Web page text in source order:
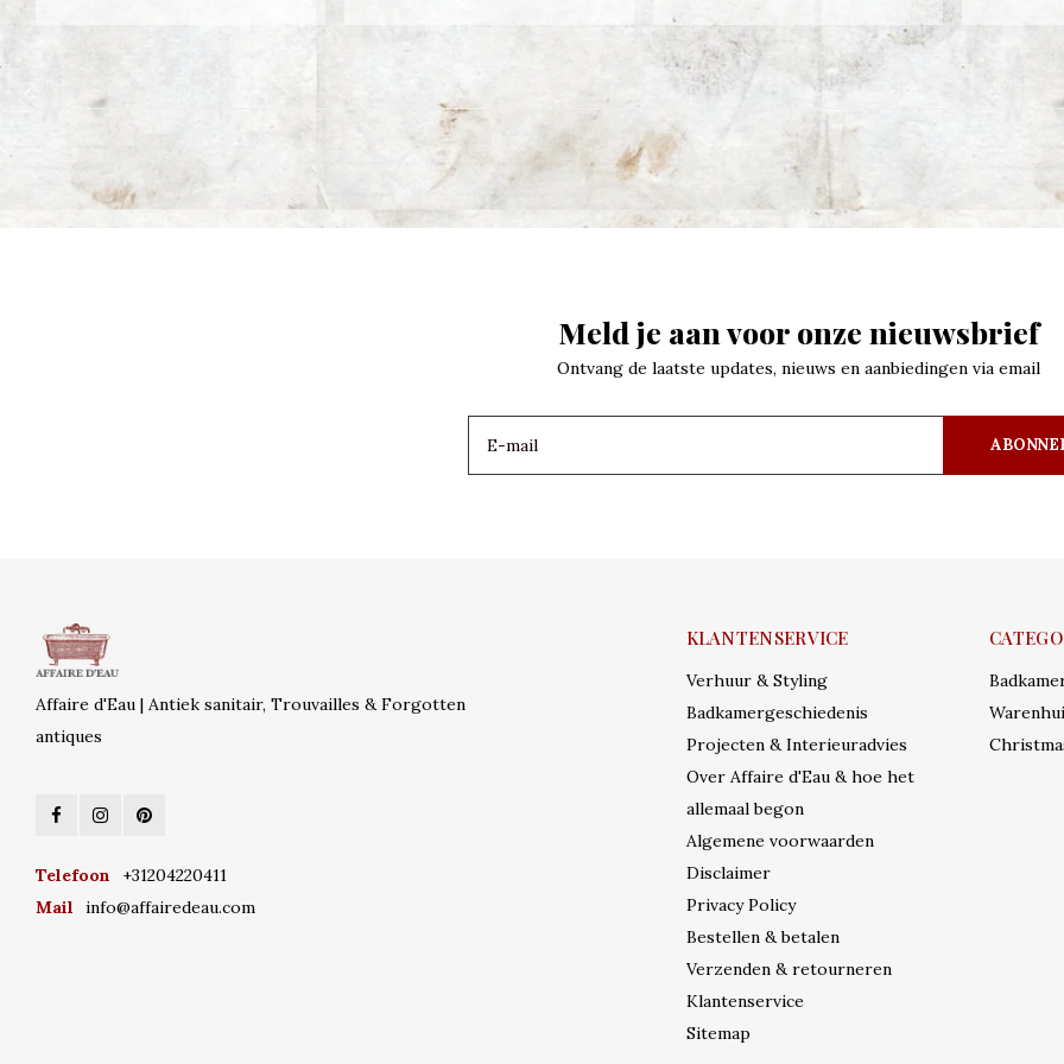
Meld je aan voor onze nieuwsbrief
Ontvang de laatste updates, nieuws en aanbiedingen via email
Affaire d'Eau | Antiek sanitair, Trouvailles & Forgotten
antiques
Telefoon
+31204220411
Mail
info@affairedeau.com
KLANTENSERVICE
Verhuur & Styling
Badkamergeschiedenis
Projecten & Interieuradvies
Over Affaire d'Eau & hoe het
allemaal begon
Algemene voorwaarden
Disclaimer
Privacy Policy
Bestellen & betalen
Verzenden & retourneren
Klantenservice
Sitemap